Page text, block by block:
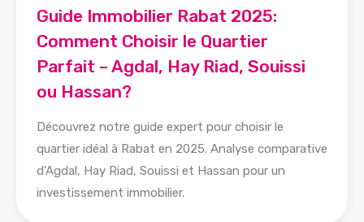
Guide Immobilier Rabat 2025:
Comment Choisir le Quartier
Parfait – Agdal, Hay Riad, Souissi
ou Hassan?
Découvrez notre guide expert pour choisir le
quartier idéal à Rabat en 2025. Analyse comparative
d'Agdal, Hay Riad, Souissi et Hassan pour un
investissement immobilier.